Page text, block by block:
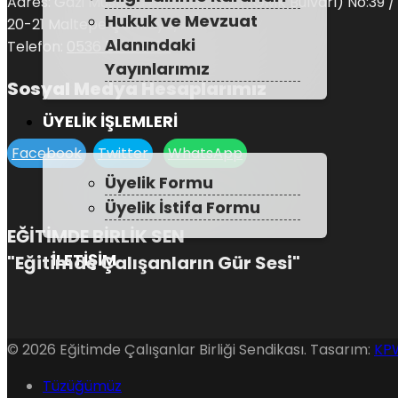
Hukuk ve Mevzuat
Alanındaki
Yayınlarımız
ÜYELIK İŞLEMLERI
Üyelik Formu
Üyelik İstifa Formu
İLETIŞIM
20-21 Maltepe Çankaya/Ankara
Telefon:
0536 591 64 54
Sosyal Medya Hesaplarımız
Facebook Twitter WhatsApp
EĞİTİMDE BİRLİK SEN
"Eğitimde Çalışanların Gür Sesi"
© 2026 Eğitimde Çalışanlar Birliği Sendikası. Tasarım:
Tüzüğümüz